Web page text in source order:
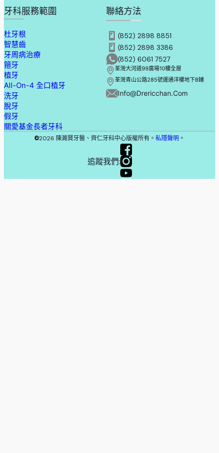
牙科服務範圍
杜牙根
智慧齒
牙周病治療
箍牙
植牙
All-On-4 全口植牙
洗牙
脫牙
假牙
關愛基金長者牙科
聯絡方法
(852) 2898 8851
(852) 2898 3386
(852) 6061 7527
荃灣大河道99廣場10樓全層
荃灣青山公路285號運通洋樓地下B鋪
Info@drericchan.com
©2026 陳澔賢牙醫、齊仁牙科中心版權所有。 私隱聲明 。
追蹤我們: